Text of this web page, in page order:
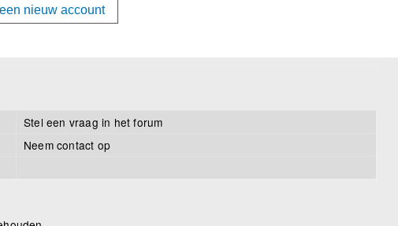
nieuw account
Stel een vraag in het forum
Neem contact op